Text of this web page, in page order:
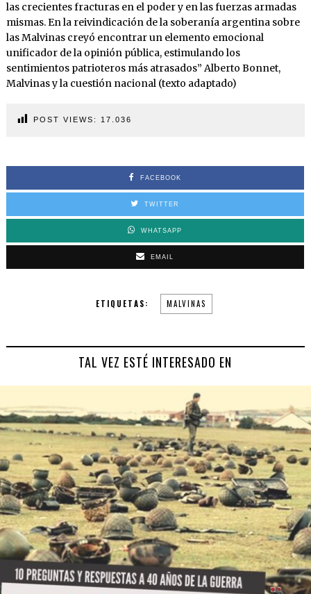
las crecientes fracturas en el poder y en las fuerzas armadas
mismas. En la reivindi­cación de la soberanía argentina sobre
las Malvinas creyó encontrar un elemento emocional
unificador de la opinión pública, estimulando los
sentimientos patrioteros más atrasados” Alberto Bonnet,
Malvinas y la cuestión nacional (texto adaptado)
POST VIEWS: 17.036
FACEBOOK
TWITTER
WHATSAPP
EMAIL
ETIQUETAS: MALVINAS
TAL VEZ ESTÉ INTERESADO EN